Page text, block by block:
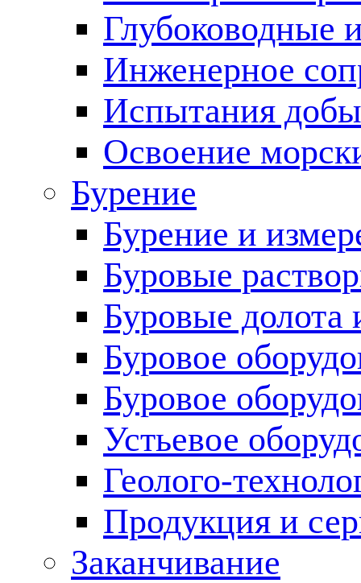
Глубоководные
Инженерное
Испытания
Освоение
Бурение
Бурение и
Буровые
Буровые долота
Буровое
Буровое
Устьевое
Геолого-
Продукция и
Заканчивание